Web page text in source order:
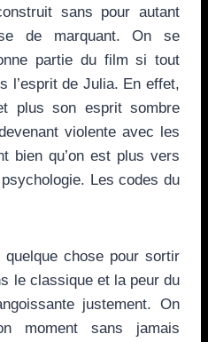
sans pour autant
de marquant. On se
partie du film si tout
l’esprit de Julia. En effet,
plus son esprit sombre
violente avec les
bien qu’on est plus vers
Les codes du
chose pour sortir
le classique et la peur du
justement. On
moment sans jamais